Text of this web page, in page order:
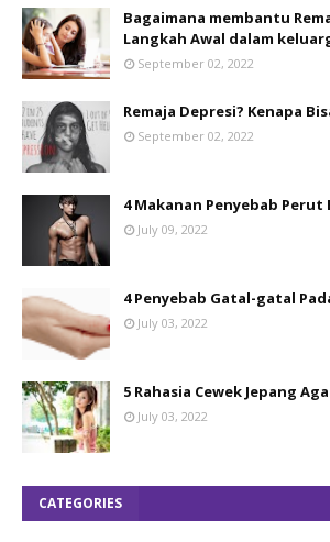
Bagaimana membantu
Langkah Awal dalam
September 02, 2022
Remaja Depresi? Kenapa
September 02, 2022
4 Makanan Penyebab Perut
July 09, 2022
4 Penyebab Gatal-gatal
July 03, 2022
5 Rahasia Cewek Jepang
July 03, 2022
CATEGORIES